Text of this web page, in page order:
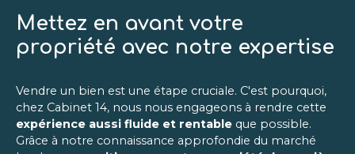
Mettez en avant votre
propriété avec notre expertise
Vendre un bien est une étape cruciale. C'est pourquoi,
chez Cabinet 14, nous nous engageons à rendre cette
expérience aussi fluide et rentable que possible.
Grâce à notre connaissance approfondie du marché